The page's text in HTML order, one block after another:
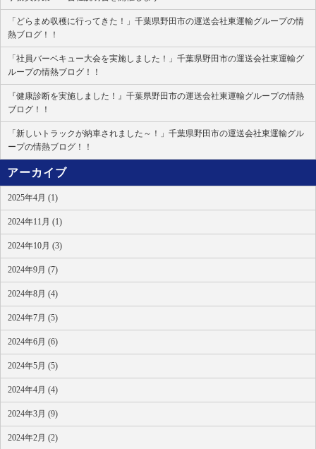
「どらまめ収穫に行ってきた！」千葉県野田市の運送会社東運輸グループの情
熱ブログ！！
「社員バーベキュー大会を実施しました！」千葉県野田市の運送会社東運輸グ
ループの情熱ブログ！！
『健康診断を実施しました！』千葉県野田市の運送会社東運輸グループの情熱
ブログ！！
「新しいトラックが納車されました～！」千葉県野田市の運送会社東運輸グル
ープの情熱ブログ！！
アーカイブ
2025年4月 (1)
2024年11月 (1)
2024年10月 (3)
2024年9月 (7)
2024年8月 (4)
2024年7月 (5)
2024年6月 (6)
2024年5月 (5)
2024年4月 (4)
2024年3月 (9)
2024年2月 (2)